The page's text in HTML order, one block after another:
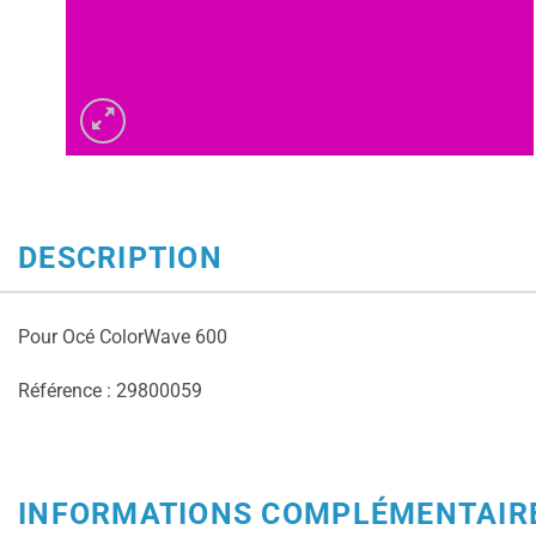
DESCRIPTION
Pour Océ ColorWave 600
Référence : 29800059
INFORMATIONS